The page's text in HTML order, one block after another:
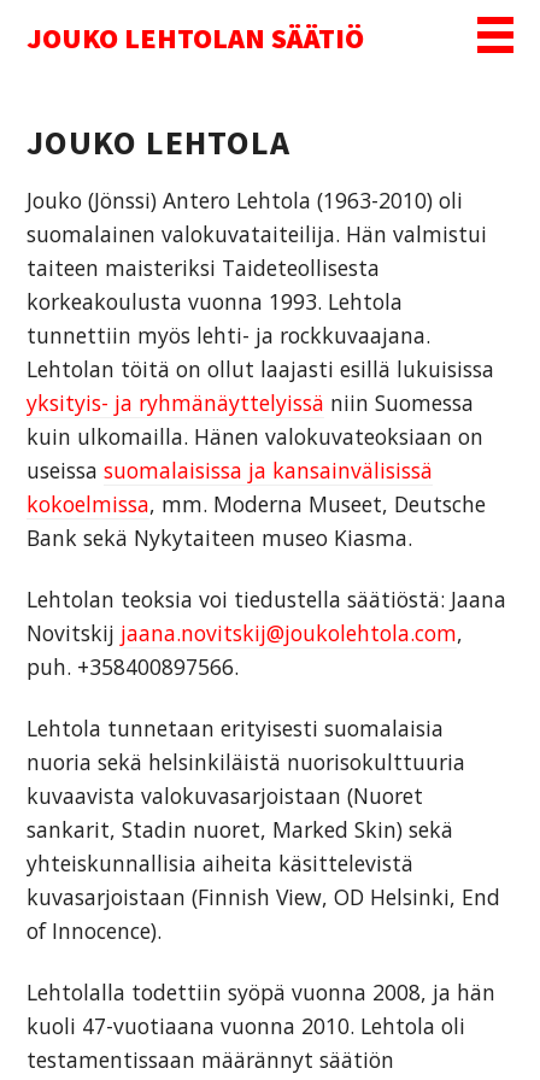
JOUKO LEHTOLAN SÄÄTIÖ
JOUKO LEHTOLA
Jouko (Jönssi) Antero Lehtola (1963-2010) oli
suomalainen valokuvataiteilija. Hän valmistui
taiteen maisteriksi Taideteollisesta
korkeakoulusta vuonna 1993. Lehtola
tunnettiin myös lehti- ja rockkuvaajana.
Lehtolan töitä on ollut laajasti esillä lukuisissa
yksityis- ja ryhmänäyttelyissä niin Suomessa
kuin ulkomailla. Hänen valokuvateoksiaan on
useissasuomalaisissa ja kansainvälisissä
kokoelmissa, mm. Moderna Museet, Deutsche
Bank sekä Nykytaiteen museo Kiasma.
Lehtolan teoksia voi tiedustella säätiöstä: Jaana
Novitskij jaana.novitskij@joukolehtola.com,
puh. +358400897566.
Lehtola tunnetaan erityisesti suomalaisia
nuoria sekä helsinkiläistä nuorisokulttuuria
kuvaavista valokuvasarjoistaan (Nuoret
sankarit, Stadin nuoret, Marked Skin) sekä
yhteiskunnallisia aiheita käsittelevistä
kuvasarjoistaan (Finnish View, OD Helsinki, End
of Innocence).
Lehtolalla todettiin syöpä vuonna 2008, ja hän
kuoli 47-vuotiaana vuonna 2010. Lehtola oli
testamentissaan määrännyt säätiön